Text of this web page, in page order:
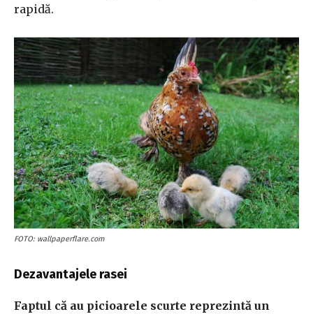
rapidă.
FOTO: wallpaperflare.com
Dezavantajele rasei
Faptul că au picioarele scurte reprezintă un